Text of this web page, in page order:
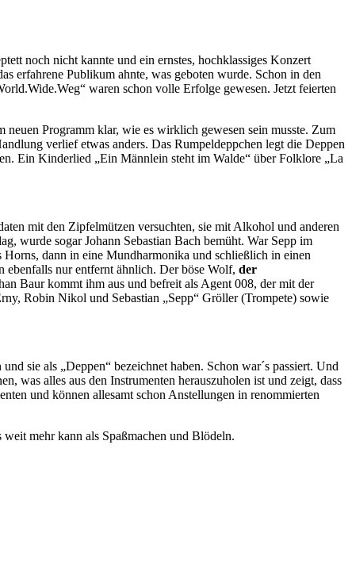
noch nicht kannte und ein ernstes, hochklassiges Konzert
erfahrene Publikum ahnte, was geboten wurde. Schon in den
waren schon volle Erfolge gewesen. Jetzt feierten
Programm klar, wie es wirklich gewesen sein musste. Zum
verlief etwas anders. Das Rumpeldeppchen legt die Deppen
Ein Kinderlied „Ein Männlein steht im Walde“ über Folklore „La
mit den Zipfelmützen versuchten, sie mit Alkohol und anderen
wurde sogar Johann Sebastian Bach bemüht. War Sepp im
dann in eine Mundharmonika und schließlich in einen
ebenfalls nur entfernt ähnlich. Der böse Wolf, der
Baur kommt ihm aus und befreit als Agent 008, der mit der
Robin Nikol und Sebastian „Sepp“ Gröller (Trompete) sowie
sie als „Deppen“ bezeichnet haben. Schon war´s passiert. Und
was alles aus den Instrumenten herauszuholen ist und zeigt, dass
und können allesamt schon Anstellungen in renommierten
mehr kann als Spaßmachen und Blödeln.